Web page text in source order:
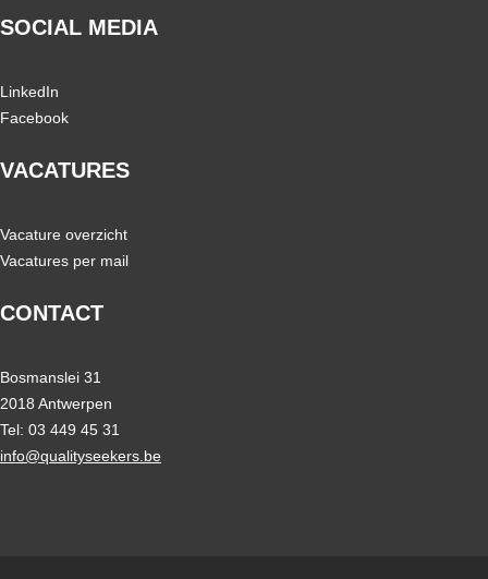
SOCIAL MEDIA
LinkedIn
Facebook
VACATURES
Vacature overzicht
Vacatures per mail
CONTACT
Bosmanslei 31
2018 Antwerpen
Tel: 03 449 45 31
info@qualityseekers.be